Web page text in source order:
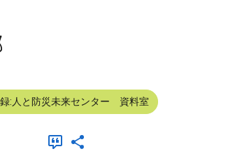
:人と防災未来センター 資料室